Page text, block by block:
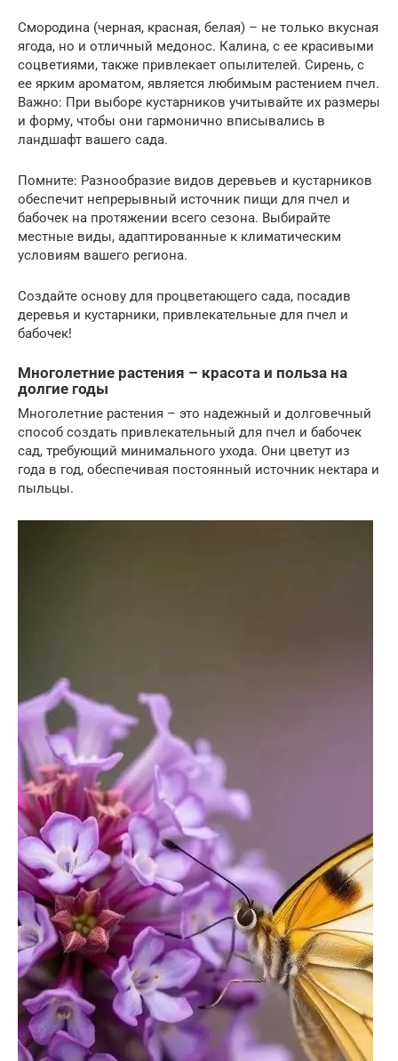
Смородина (черная, красная, белая) – не только вкусная
ягода, но и отличный медонос. Калина, с ее красивыми
соцветиями, также привлекает опылителей. Сирень, с
ее ярким ароматом, является любимым растением пчел.
Важно: При выборе кустарников учитывайте их размеры
и форму, чтобы они гармонично вписывались в
ландшафт вашего сада.
Помните: Разнообразие видов деревьев и кустарников
обеспечит непрерывный источник пищи для пчел и
бабочек на протяжении всего сезона. Выбирайте
местные виды, адаптированные к климатическим
условиям вашего региона.
Создайте основу для процветающего сада, посадив
деревья и кустарники, привлекательные для пчел и
бабочек!
Многолетние растения – красота и польза на
долгие годы
Многолетние растения – это надежный и долговечный
способ создать привлекательный для пчел и бабочек
сад, требующий минимального ухода. Они цветут из
года в год, обеспечивая постоянный источник нектара и
пыльцы.